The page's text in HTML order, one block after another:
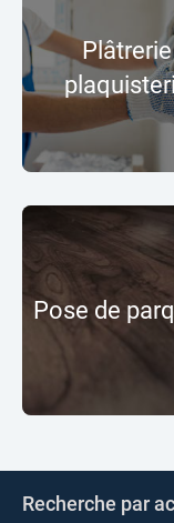
Plâtrerie
Pose de
Recherche par